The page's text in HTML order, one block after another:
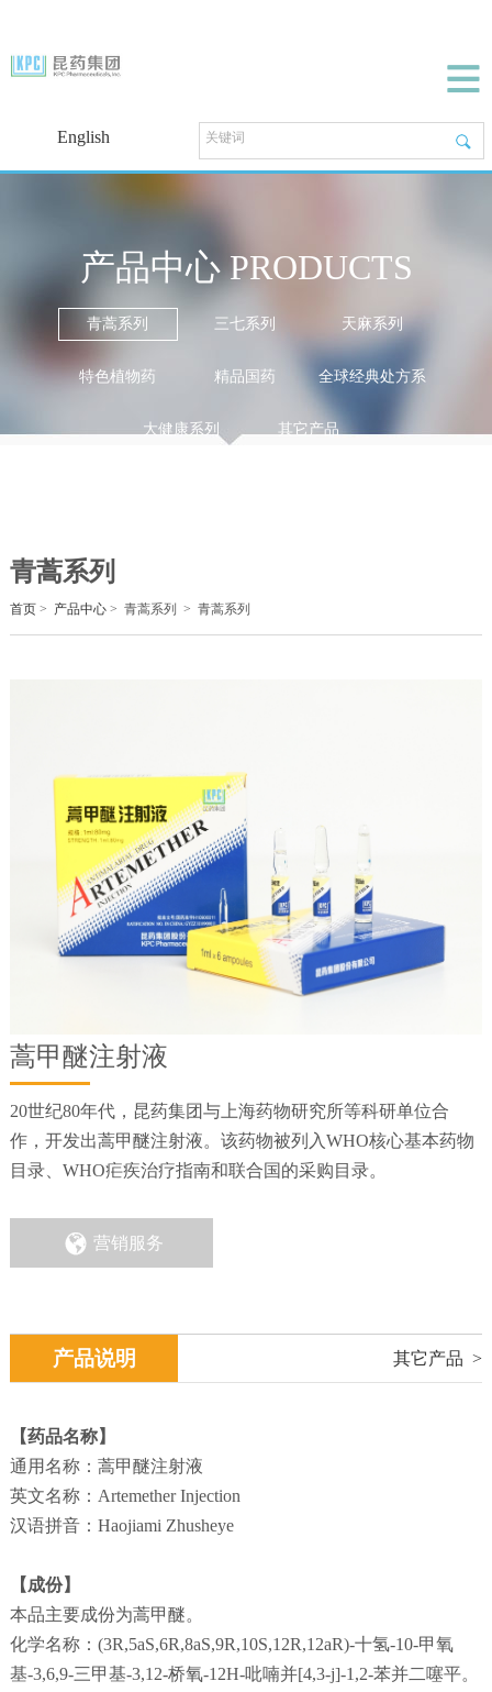
English
产品中心 PRODUCTS
青蒿系列 三七系列 天麻系列
特色植物药 精品国药
全球经典处方系
大健康系列
其它产品
青蒿系列
首页> 产品中心> 青蒿系列 > 青蒿系列
蒿甲醚注射液
20世纪80年代，昆药集团与上海药物研究所等科研单位合
作，开发出蒿甲醚注射液。该药物被列入WHO核心基本药物
目录、WHO疟疾治疗指南和联合国的采购目录。
 营销服务
产品说明 其它产品 >
【药品名称】
通用名称：蒿甲醚注射液
英文名称：Artemether Injection
汉语拼音：Haojiami Zhusheye
【成份】
本品主要成份为蒿甲醚。
化学名称：(3R,5aS,6R,8aS,9R,10S,12R,12aR)-十氢-10-甲氧
基-3,6,9-三甲基-3,12-桥氧-12H-吡喃并[4,3-j]-1,2-苯并二噻平。